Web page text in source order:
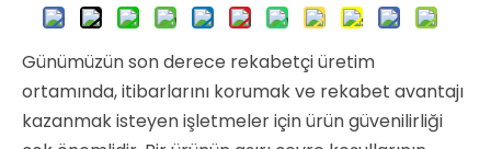
Günümüzün son derece rekabetçi üretim
ortamında, itibarlarını korumak ve rekabet avantajı
kazanmak isteyen işletmeler için ürün güvenilirliği